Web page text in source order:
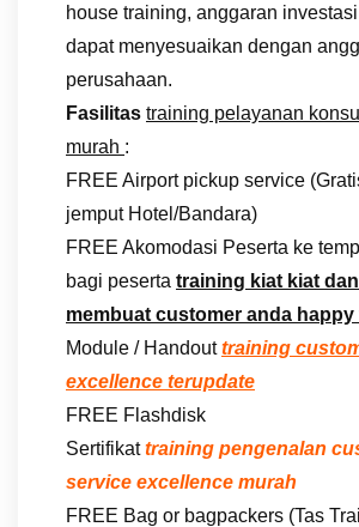
house training, anggaran
dapat menyesuaikan dengan
perusahaan.
Fasilitas training pelayanan
murah :
FREE Airport pickup service
jemput Hotel/Bandara)
FREE Akomodasi Peserta ke
bagi peserta training kiat kiat
membuat customer anda
Module / Handouttraining
excellence terupdate
FREE Flashdisk
Sertifikattraining pengenalan
service excellence murah
FREE Bag or bagpackers (Tas